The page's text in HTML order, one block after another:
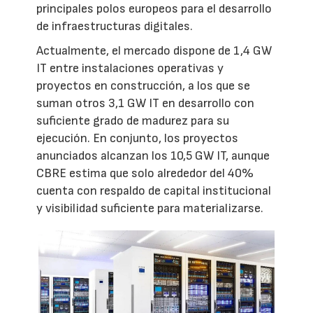
principales polos europeos para el desarrollo
de infraestructuras digitales.
Actualmente, el mercado dispone de 1,4 GW
IT entre instalaciones operativas y
proyectos en construcción, a los que se
suman otros 3,1 GW IT en desarrollo con
suficiente grado de madurez para su
ejecución. En conjunto, los proyectos
anunciados alcanzan los 10,5 GW IT, aunque
CBRE estima que solo alrededor del 40%
cuenta con respaldo de capital institucional
y visibilidad suficiente para materializarse.